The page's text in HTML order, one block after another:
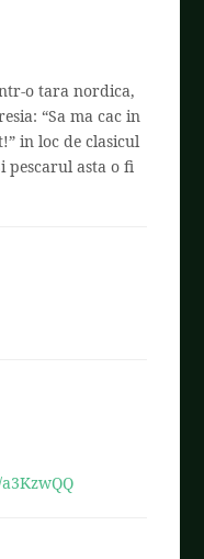
o tara nordica,
“Sa ma cac in
in loc de clasicul
pescarul asta o fi